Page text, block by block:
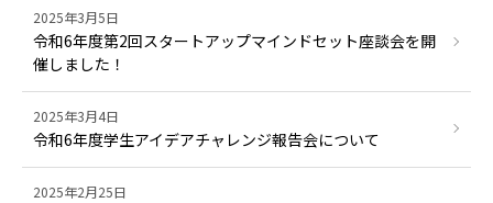
2025年3月5日
令和6年度第2回スタートアップマインドセット座談会を開
催しました！
2025年3月4日
令和6年度学生アイデアチャレンジ報告会について
2025年2月25日